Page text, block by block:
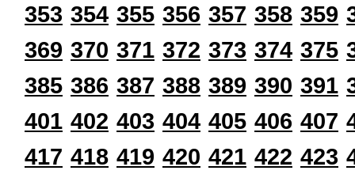
353 354 355 356 357 358 359
369 370 371 372 373 374 375
385 386 387 388 389 390 391
401 402 403 404 405 406 407
417 418 419 420 421 422 423